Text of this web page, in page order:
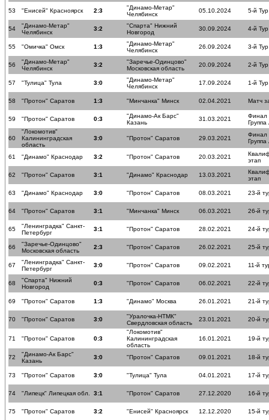
53 "Енисей" Красноярск 2:3
"Динамо-Метар"
Челябинск
05.10.2024 5-й Тур
54
"Динамо-Метар"
Челябинск
3:2
"Спарта" Нижний
Новгород
30.09.2024 4-й Тур
55 "Омичка" Омск 1:3
"Динамо-Метар"
Челябинск
26.09.2024 3-й Тур
56
"Динамо-Метар"
Челябинск
3:2
"Заречье-Одинцово"
Московская область
20.09.2024 2-й Тур
57 "Тулица" Тула 3:0
"Динамо-Метар"
Челябинск
17.09.2024 1-й Тур
58 "Протон" Саратов 1:3 "Минчанка" Минск 02.04.2021 Матч
59 "Протон" Саратов 0:3
"Динамо-Ак Барс"
Казань
31.03.2021
Финал
Группа
60
"Локомотив"
Калининградская
область
3:0 "Протон" Саратов 29.03.2021
Финал
Группа
61 "Динамо" Краснодар 3:2 "Протон" Саратов 20.03.2021
этап
62 "Протон" Саратов 3:1 "Динамо" Краснодар 13.03.2021
этап
63 "Динамо" Краснодар 3:0 "Протон" Саратов 08.03.2021 23-й
64 "Протон" Саратов 3:1 "Минчанка" Минск 06.03.2021 26-й
65
"Ленинградка" Санкт-
Петербург
3:1 "Протон" Саратов 28.02.2021 24-й
66
"Заречье-Одинцово"
Московская область
2:3 "Протон" Саратов 26.02.2021 25-й
67
"Ленинградка" Санкт-
Петербург
3:0 "Протон" Саратов 09.02.2021 11-й
68
"Спарта" Нижний
Новгород
0:3 "Протон" Саратов 06.02.2021 22-й
69 "Протон" Саратов 1:3 "Динамо" Москва 26.01.2021 21-й
70 "Протон" Саратов 3:0
"Уралочка-НТМК"
Свердловская область
23.01.2021 20-й
71 "Протон" Саратов 0:3
"Локомотив"
Калининградская
область
16.01.2021 19-й
72
"Динамо-Ак Барс"
Казань
3:0 "Протон" Саратов 09.01.2021 18-й
73 "Протон" Саратов 3:0 "Тулица" Тула 04.01.2021 17-й
74 "Липецк" Липецкая обл. 3:1 "Протон" Саратов 27.12.2020 16-й
75 "Протон" Саратов 3:2 "Енисей" Красноярск 12.12.2020 15-й